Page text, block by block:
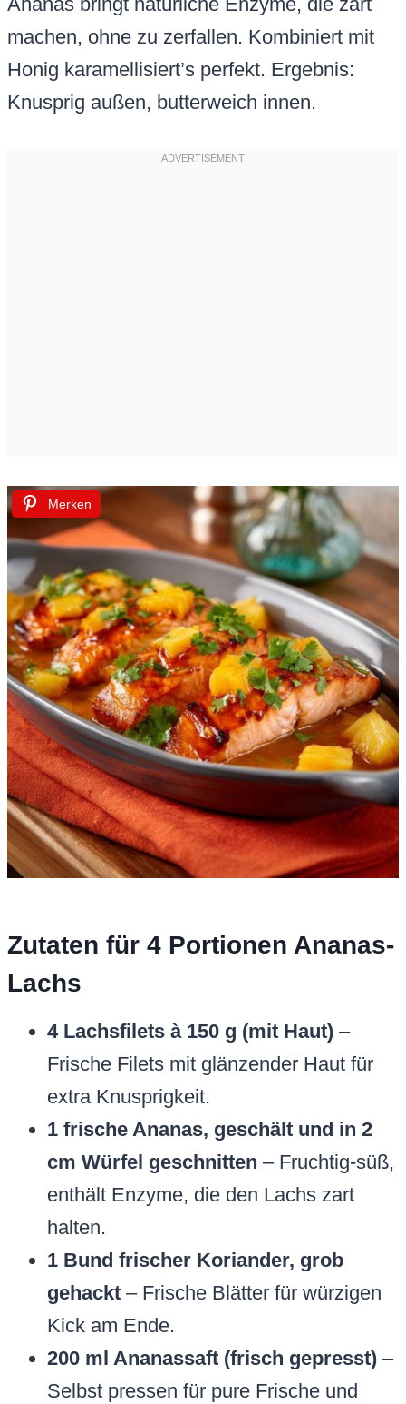
machen, ohne zu zerfallen. Kombiniert mit
Honig karamellisiert’s perfekt. Ergebnis:
Knusprig außen, butterweich innen.
Merken
Zutaten für 4 Portionen Ananas-
Lachs
4 Lachsfilets à 150 g (mit Haut) –
Frische Filets mit glänzender Haut für
extra Knusprigkeit.
1 frische Ananas, geschält und in 2
cm Würfel geschnitten – Fruchtig-süß,
enthält Enzyme, die den Lachs zart
halten.
1 Bund frischer Koriander, grob
gehackt – Frische Blätter für würzigen
Kick am Ende.
200 ml Ananassaft (frisch gepresst) –
Selbst pressen für pure Frische und